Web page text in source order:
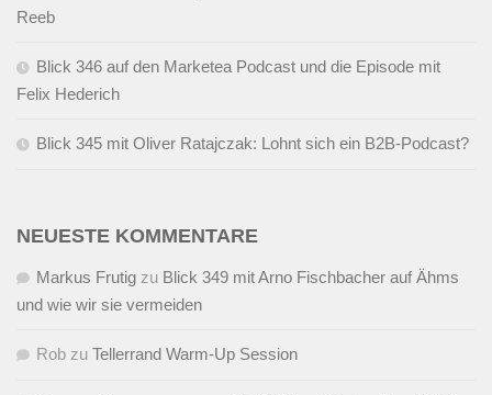
Reeb
Blick 346 auf den Marketea Podcast und die Episode mit
Felix Hederich
Blick 345 mit Oliver Ratajczak: Lohnt sich ein B2B-Podcast?
NEUESTE KOMMENTARE
Markus Frutig zu Blick 349 mit Arno Fischbacher auf Ähms
und wie wir sie vermeiden
Rob zu Tellerrand Warm-Up Session